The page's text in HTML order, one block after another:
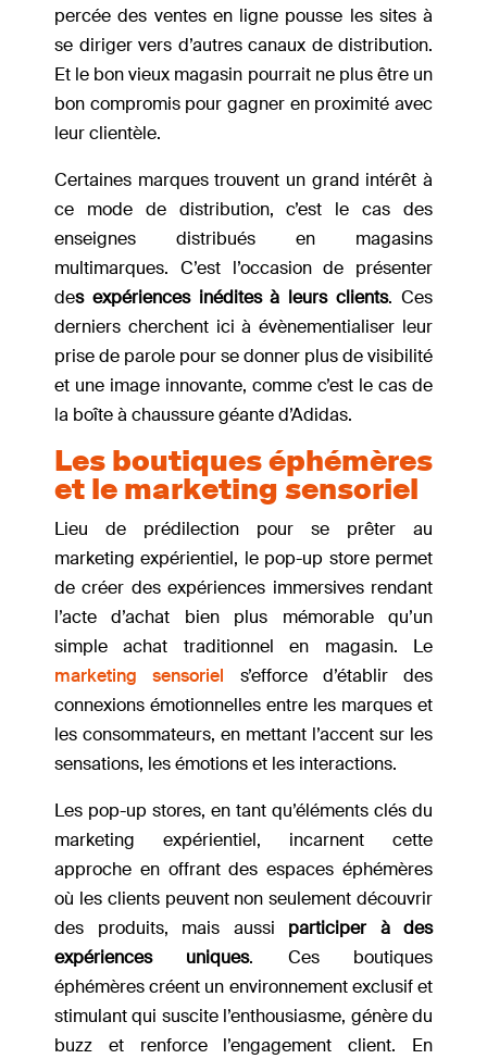
percée des ventes en ligne pousse les sites à
se diriger vers d’autres canaux de distribution.
Et le bon vieux magasin pourrait ne plus être un
bon compromis pour gagner en proximité avec
leur clientèle.
Certaines marques trouvent un grand intérêt à
ce mode de distribution, c’est le cas des
enseignes distribués en magasins
multimarques. C’est l’occasion de présenter
des expériences inédites à leurs clients. Ces
derniers cherchent ici à évènementialiser leur
prise de parole pour se donner plus de visibilité
et une image innovante, comme c’est le cas de
la boîte à chaussure géante d’Adidas.
Les boutiques éphémères
et le marketing sensoriel
Lieu de prédilection pour se prêter au
marketing expérientiel, le pop-up store permet
de créer des expériences immersives rendant
l’acte d’achat bien plus mémorable qu’un
simple achat traditionnel en magasin. Le
marketing sensoriel s’efforce d’établir des
connexions émotionnelles entre les marques et
les consommateurs, en mettant l’accent sur les
sensations, les émotions et les interactions.
Les pop-up stores, en tant qu’éléments clés du
marketing expérientiel, incarnent cette
approche en offrant des espaces éphémères
où les clients peuvent non seulement découvrir
des produits, mais aussi participer à des
expériences uniques. Ces boutiques
éphémères créent un environnement exclusif et
stimulant qui suscite l’enthousiasme, génère du
buzz et renforce l’engagement client. En